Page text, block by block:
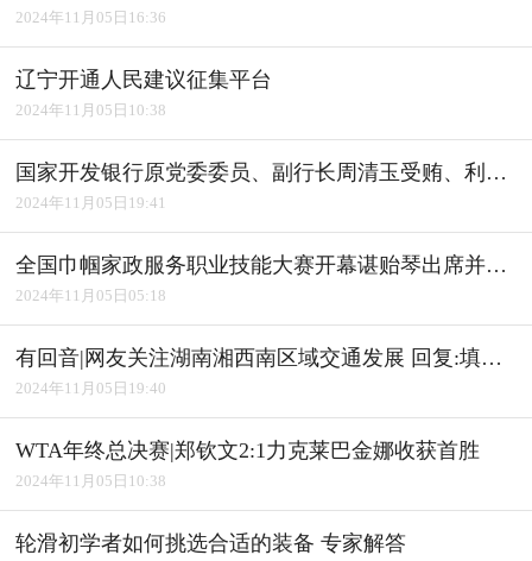
2024年11月05日16:36
辽宁开通人民建议征集平台
2024年11月05日10:38
国家开发银行原党委委员、副行长周清玉受贿、利用影响力受贿案一审宣判
2024年11月05日19:41
全国巾帼家政服务职业技能大赛开幕谌贻琴出席并宣布开幕
2024年11月05日05:18
有回音|网友关注湖南湘西南区域交通发展 回复:填补"空白" 完善路网
2024年11月05日19:40
WTA年终总决赛|郑钦文2:1力克莱巴金娜收获首胜
2024年11月05日10:38
轮滑初学者如何挑选合适的装备 专家解答